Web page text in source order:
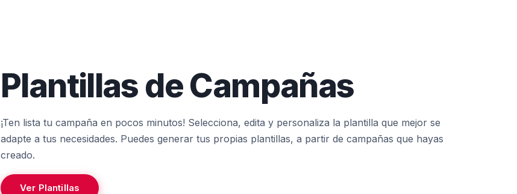
Plantillas de Campañas
¡Ten lista tu campaña en pocos minutos! Selecciona, edita y personaliza la plantilla que mejor se
adapte a tus necesidades. Puedes generar tus propias plantillas, a partir de campañas que hayas
creado.
Ver Plantillas